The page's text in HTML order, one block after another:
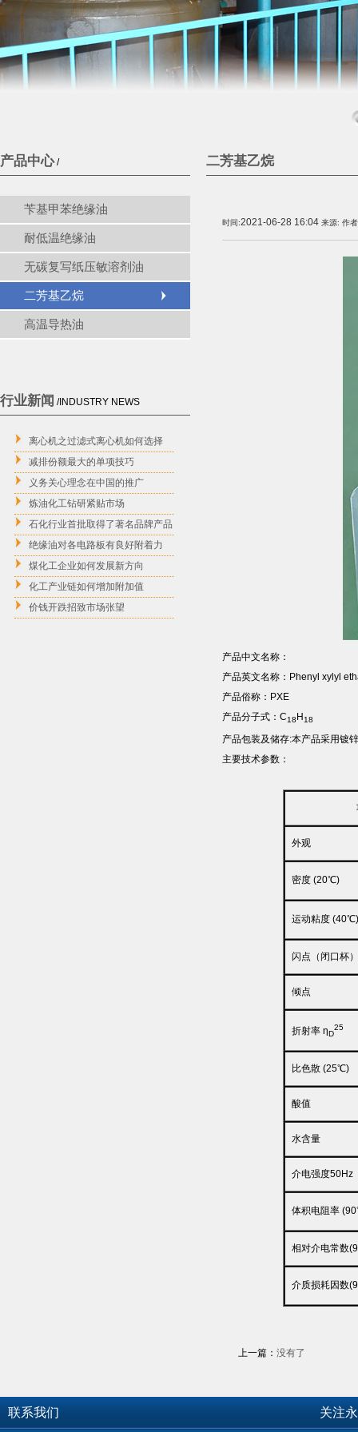
产品中心/
苄基甲苯绝缘油
耐低温绝缘油
无碳复写纸压敏溶剂油
二芳基乙烷
高温导热油
行业新闻 /INDUSTRY NEWS
离心机之过滤式离心机如何选择
减排份额最大的单项技巧
义务关心理念在中国的推广
炼油化工钻研紧贴市场
石化行业首批取得了著名品牌产品
绝缘油对各电路板有良好附着力
煤化工企业如何发展新方向
化工产业链如何增加附加值
价钱开跌招致市场张望
二芳基乙烷
时间:2021-06-28 16:04 来源: 作
产品中文名称：
产品英文名称：Phenyl xylyl
产品俗称：PXE
产品分子式：C18 H18
产品包装及储存:本产品采用镀
主要技术参数：
外观
密度 (20℃)
运动粘度 (40℃)
闪点（闭口杯）
倾点
折射率 ηD
25
比色散 (25℃)
酸值
水含量
介电强度50Hz
体积电阻率
相对介电常数
介质损耗因数
上一篇： 没有了
联系我们 关注